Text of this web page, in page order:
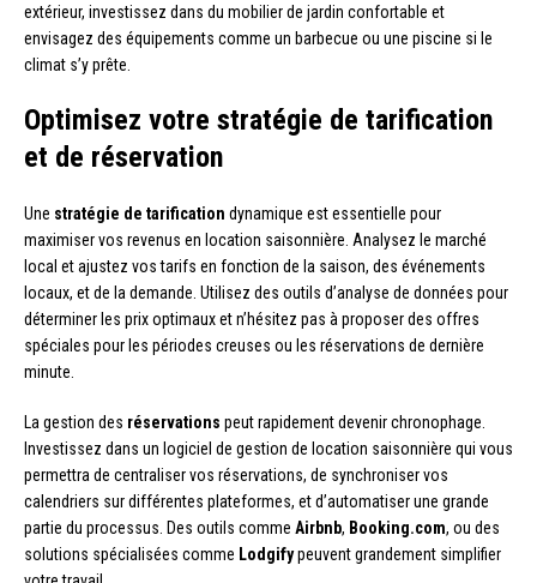
extérieur, investissez dans du mobilier de jardin confortable et
envisagez des équipements comme un barbecue ou une piscine si le
climat s’y prête.
Optimisez votre stratégie de tarification
et de réservation
Une stratégie de tarification dynamique est essentielle pour
maximiser vos revenus en location saisonnière. Analysez le marché
local et ajustez vos tarifs en fonction de la saison, des événements
locaux, et de la demande. Utilisez des outils d’analyse de données pour
déterminer les prix optimaux et n’hésitez pas à proposer des offres
spéciales pour les périodes creuses ou les réservations de dernière
minute.
La gestion des réservations peut rapidement devenir chronophage.
Investissez dans un logiciel de gestion de location saisonnière qui vous
permettra de centraliser vos réservations, de synchroniser vos
calendriers sur différentes plateformes, et d’automatiser une grande
partie du processus. Des outils comme Airbnb, Booking.com, ou des
solutions spécialisées comme Lodgifypeuvent grandement simplifier